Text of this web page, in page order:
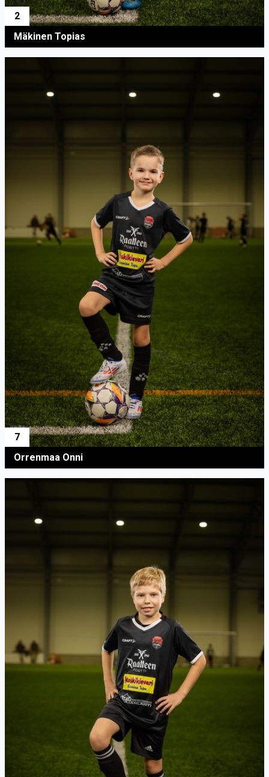
2
Mäkinen Topias
7
Orrenmaa Onni